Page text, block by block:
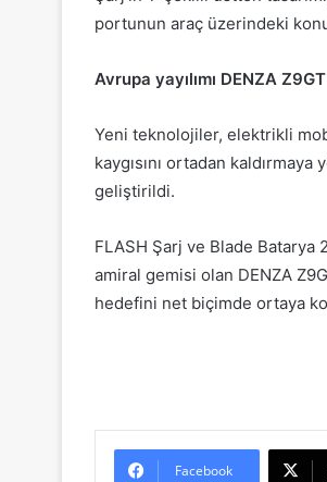
portunun araç üzerindeki
Avrupa yayılımı DENZA
Yeni teknolojiler, elektrikli
kaygısını ortadan
geliştirildi.
FLASH Şarj ve Blade Batarya
amiral gemisi olan DENZA
hedefini net biçimde ortaya
Facebook